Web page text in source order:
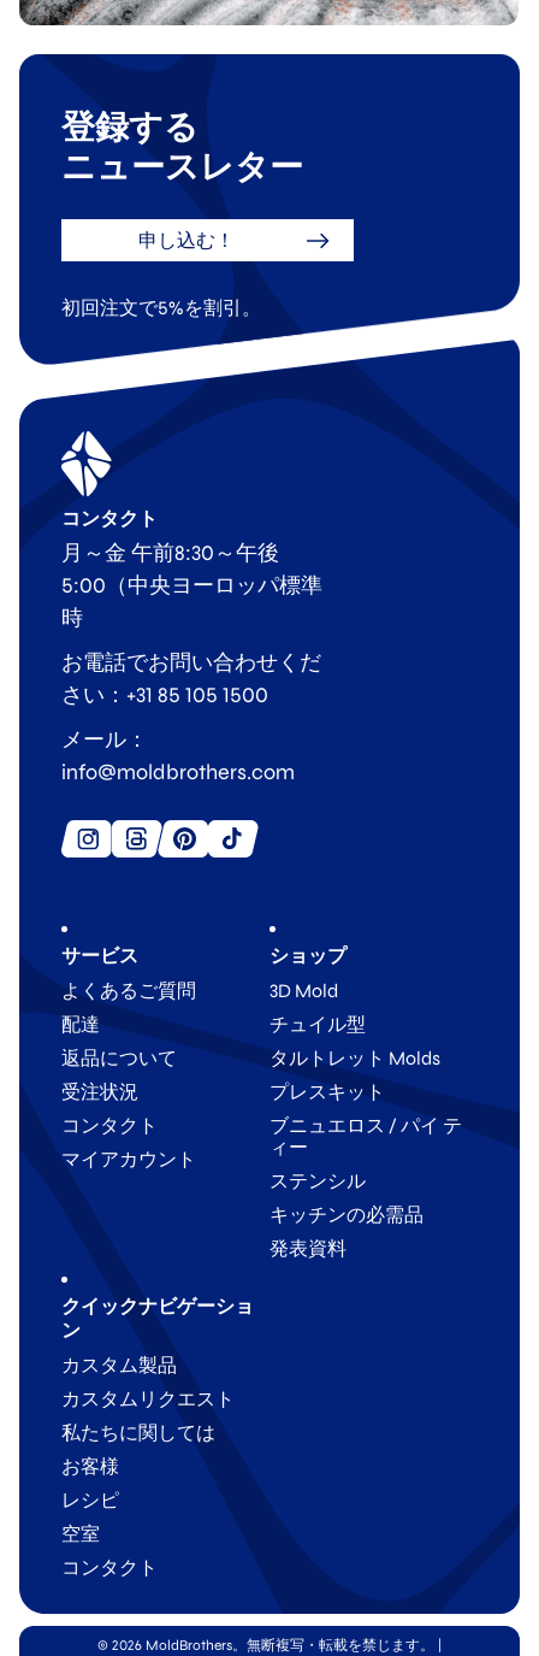
登録する
ニュースレター
申し込む！
初回注文で5%を割引。
サービス
よくあるご質問
配達
返品について
受注状況
コンタクト
マイアカウント
ショップ
3D Mold
チュイル型
タルトレット Molds
プレスキット
ブニュエロス / パイ テ
ィー
ステンシル
キッチンの必需品
発表資料
クイックナビゲーショ
ン
カスタム製品
カスタムリクエスト
私たちに関しては
お客様
レシピ
空室
コンタクト
コンタクト
月～金 午前8:30～午後
5:00（中央ヨーロッパ標準
時
お電話でお問い合わせくだ
さい：+31 85 105 1500
メール：
info@moldbrothers.com
© 2026 MoldBrothers。無断複写・転載を禁じます。
|